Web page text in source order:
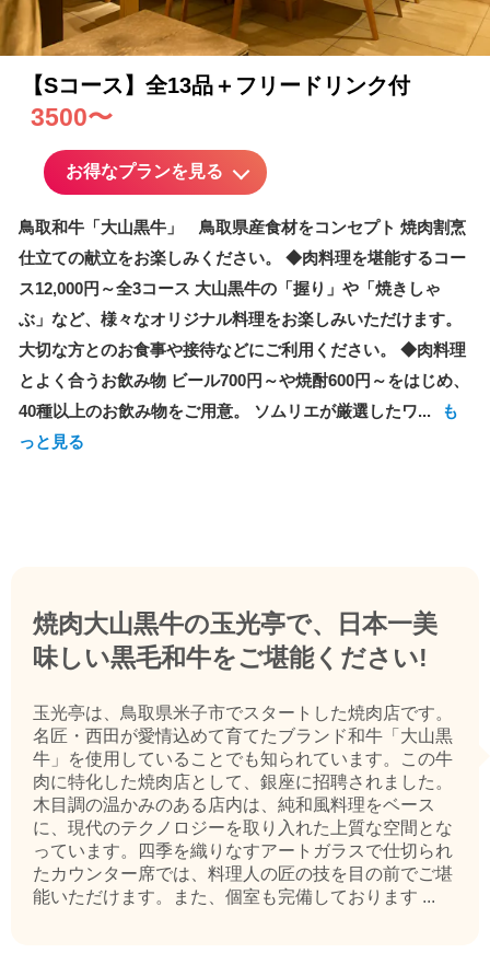
【Sコース】全13品＋フリードリンク付
3500〜
お得なプランを見る
鳥取和牛「大山黒牛」 鳥取県産食材をコンセプト 焼肉割烹
仕立ての献立をお楽しみください。 ◆肉料理を堪能するコー
ス12,000円～全3コース 大山黒牛の「握り」や「焼きしゃ
ぶ」など、様々なオリジナル料理をお楽しみいただけます。
大切な方とのお食事や接待などにご利用ください。 ◆肉料理
とよく合うお飲み物 ビール700円～や焼酎600円～をはじめ、
40種以上のお飲み物をご用意。 ソムリエが厳選したワ...
も
っと見る
焼肉大山黒牛の玉光亭で、日本一美
味しい黒毛和牛をご堪能ください!
玉光亭は、鳥取県米子市でスタートした焼肉店です。
名匠・西田が愛情込めて育てたブランド和牛「大山黒
牛」を使用していることでも知られています。この牛
肉に特化した焼肉店として、銀座に招聘されました。
木目調の温かみのある店内は、純和風料理をベース
に、現代のテクノロジーを取り入れた上質な空間とな
っています。四季を織りなすアートガラスで仕切られ
たカウンター席では、料理人の匠の技を目の前でご堪
能いただけます。また、個室も完備しております ...